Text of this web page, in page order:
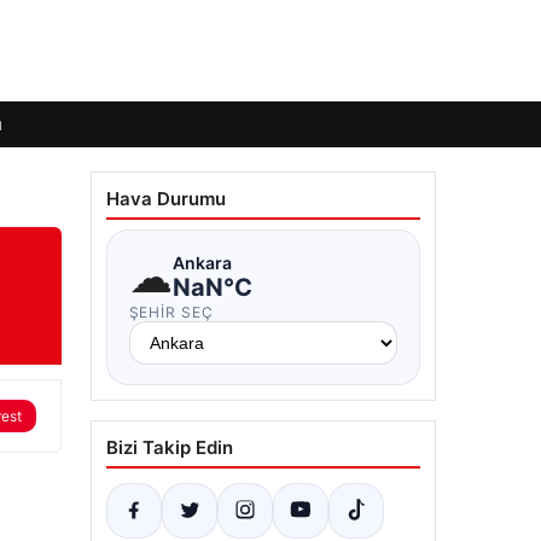
Hava Durumu
☁Ankara
NaN°C
ŞEHIR SEÇ
Bizi Takip Edin